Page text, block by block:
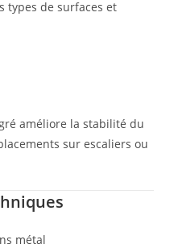
types de surfaces et
améliore la stabilité du
sur escaliers ou
métal